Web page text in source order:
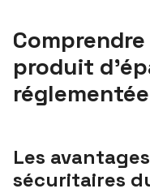
produit
Les
sécuritaires